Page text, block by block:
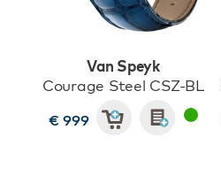
Van Speyk
Courage Steel CSZ-BL
€ 999